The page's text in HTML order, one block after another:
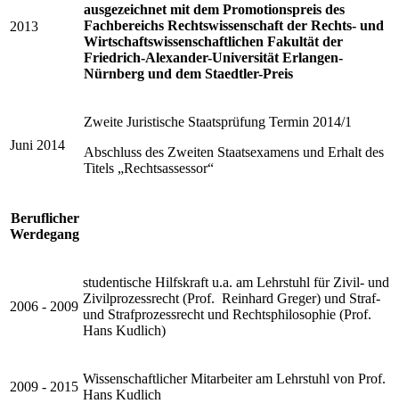
2013
ausgezeichnet mit dem Promotionspreis des
Fachbereichs Rechtswissenschaft der Rechts- und
Wirtschaftswissenschaftlichen Fakultät der
Friedrich-Alexander-Universität Erlangen-
Nürnberg und dem Staedtler-Preis
Juni 2014
Zweite Juristische Staatsprüfung Termin 2014/1
Abschluss des Zweiten Staatsexamens und Erhalt des
Titels „Rechtsassessor“
Beruflicher
Werdegang
2006 - 2009
studentische Hilfskraft u.a. am Lehrstuhl für Zivil- und
Zivilprozessrecht (Prof. Reinhard Greger) und Straf-
und Strafprozessrecht und Rechtsphilosophie (Prof.
Hans Kudlich)
2009 - 2015
Wissenschaftlicher Mitarbeiter am Lehrstuhl von Prof.
Hans Kudlich